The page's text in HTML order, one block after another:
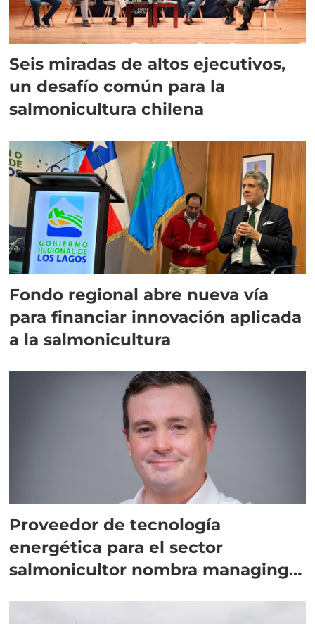
Seis miradas de altos ejecutivos,
un desafío común para la
salmonicultura chilena
Fondo regional abre nueva vía
para financiar innovación aplicada
a la salmonicultura
Proveedor de tecnología
energética para el sector
salmonicultor nombra managing